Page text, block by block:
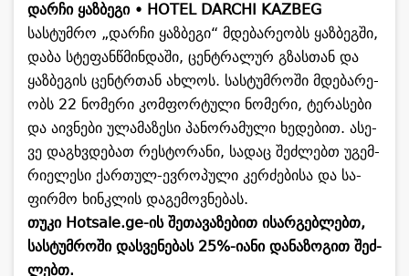
დარ­ჩი ყაზ­ბე­გი • HOTEL DARCHI KAZBEG
სას­ტუმ­რო „დარ­ჩი ყაზ­ბე­გი“ მდე­ბა­რე­ობს ყაზ­ბეგ­ში,
დაბა სტე­ფან­წმინ­და­ში, ცენ­ტრა­ლურ გზას­თან და
ყაზ­ბე­გის ცენ­ტრთან ახ­ლოს. სას­ტუმ­რო­ში მდე­ბა­რე­
ობს 22 ნო­მე­რი კომ­ფორ­ტუ­ლი ნო­მე­რი, ტე­რა­სე­ბი
და აივ­ნე­ბი ულა­მა­ზე­სი პა­ნო­რა­მუ­ლი ხე­დე­ბით. ასე­
ვე დაგ­ხვდე­ბათ რეს­ტო­რა­ნი, სა­დაც შეძ­ლებთ უგემ­
რი­ე­ლე­სი ქარ­თულ-ევ­რო­პუ­ლი კერ­ძე­ბი­სა და სა­
ფირ­მო ხინ­კლის და­გე­მოვ­ნე­ბას.
თუკი Hotsale.ge-ის შე­თა­ვა­ზე­ბით ისარ­გებ­ლებთ,
სას­ტუმ­რო­ში დას­ვე­ნე­ბას 25%-იანი და­ნა­ზო­გით შეძ­
ლებთ.